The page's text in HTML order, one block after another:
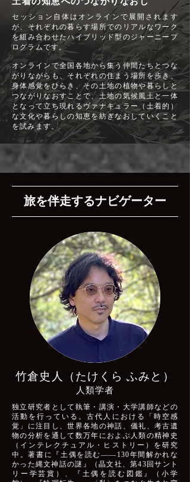
セッション自体はオンラインで展開されます
が、それぞれの暮らす場所でのリアルなワーク
を組み合わせたハイブリッド型のジャーニープ
ログラムです。
オンラインで全国各地から集う仲間たちとつな
がりながらも、それぞれの住まう場所を歩き、
身体感覚をひらき、その土地の植物や暮らしと
つながりなおすことで、土地の気候風土と一体
となって立ち現れるヴァナキュラー（土着的）
な文化や暮らしの知恵を紡ぎなおしていくこと
を試みます。
竹倉史人（たけくら ふみと）​
人類学者
独立研究者として執筆・講演・大学講師などの
活動を行っている。古代人における「時空感
覚」に注目し、世界各地の神話、儀礼、考古遺
物の分析を通して数万年におよぶ人類の精神史
（インテレクチュアル・ヒストリー）を研究
中。著書に『土偶を読む——130年間解かれな
かった縄文神話の謎』（晶文社、第43回サント
リー学芸賞）、『土偶を読む図鑑』（小学
旅を伴走するナビゲーター